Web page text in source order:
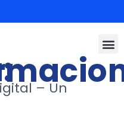
– Un